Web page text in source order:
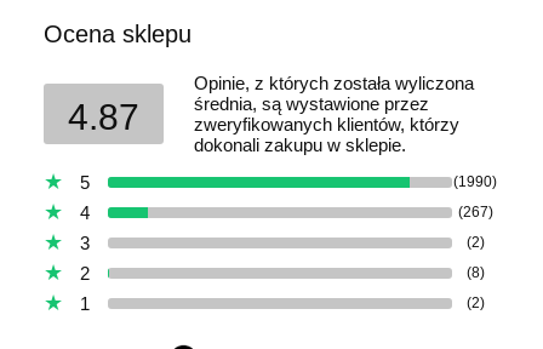
Ocena sklepu
4.87
Opinie, z których została wyliczona
średnia, są wystawione przez
zweryfikowanych klientów, którzy
dokonali zakupu w sklepie.
5
(1990)
4 (267)
3 (2)
2 (8)
1 (2)